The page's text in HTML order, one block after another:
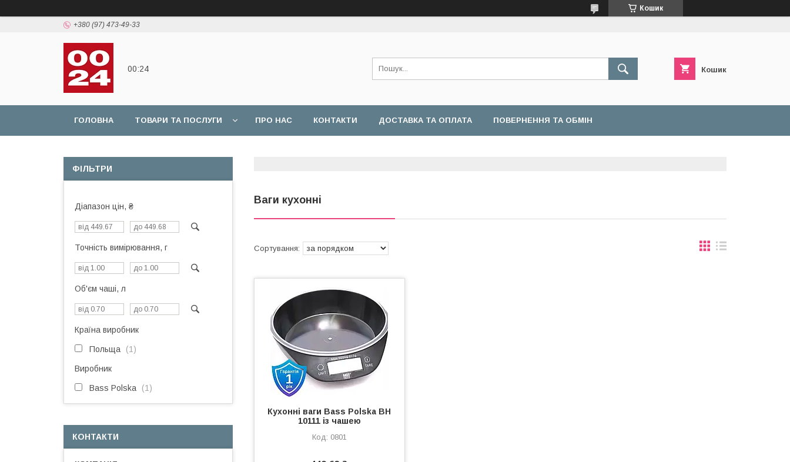
Кошик
+380 (97) 473-49-33
00:24 Кошик
ГОЛОВНА ТОВАРИ ТА ПОСЛУГИ ПРО НАС КОНТАКТИ ДОСТАВКА ТА ОПЛАТА ПОВЕРНЕННЯ ТА ОБМІН
Ваги кухонні
Кухонні ваги Bass Polska BH
10111 із чашею
0801
ФІЛЬТРИ
Діапазон цін, ₴
Точність вимірювання, г
Об'єм чаші, л
Країна виробник
Польща 1
Виробник
Bass Polska 1
КОНТАКТИ